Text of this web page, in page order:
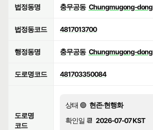
법정동명 충무공동 Chungmugong-dong
법정동코드 4817013700
행정동명 충무공동 Chungmugong-dong
도로명코드 481703350084
도로명
코드
상태 🟢 현존·현행화
확인일 📆 2026-07-07 KST